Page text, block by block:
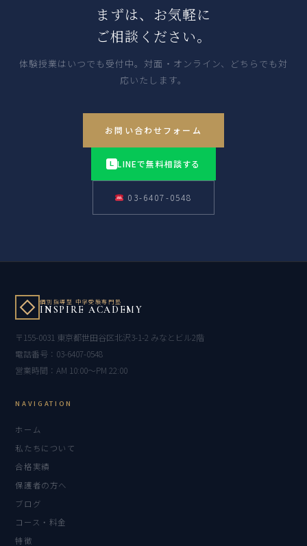
まずは、お気軽に
ご相談ください。
体験授業はいつでも受付中。対面・オンライン、どちらでも対
応いたします。
お問い合わせフォーム
L LINEで無料相談する
03-6407-0548
個別指導型 中学受験専門塾
INSPIRE ACADEMY
〒155-0031 東京都世田谷区北沢3-1-2 みなとビル2階
電話番号：03-6407-0548
営業時間：AM 10:00〜PM 22:00
NAVIGATION
ホーム
私たちについて
合格実績
保護者の方へ
ブログ
コース・料金
特徴